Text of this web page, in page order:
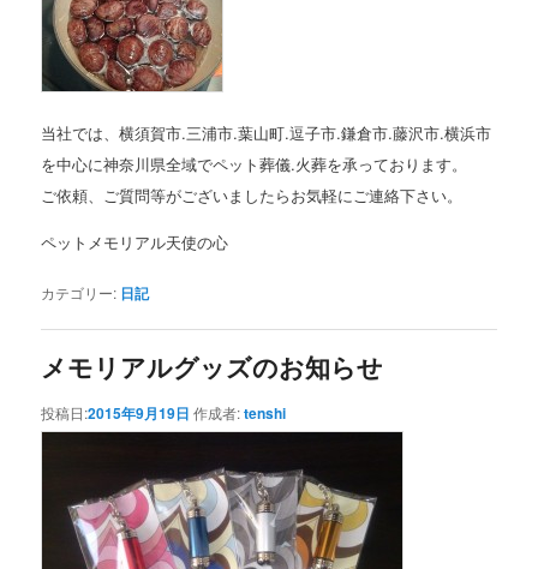
当社では、横須賀市.三浦市.葉山町.逗子市.鎌倉市.藤沢市.横浜市
を中心に神奈川県全域でペット葬儀.火葬を承っております。
ご依頼、ご質問等がございましたらお気軽にご連絡下さい。
ペットメモリアル天使の心
カテゴリー: 日記
メモリアルグッズのお知らせ
投稿日:2015年9月19日 作成者:tenshi